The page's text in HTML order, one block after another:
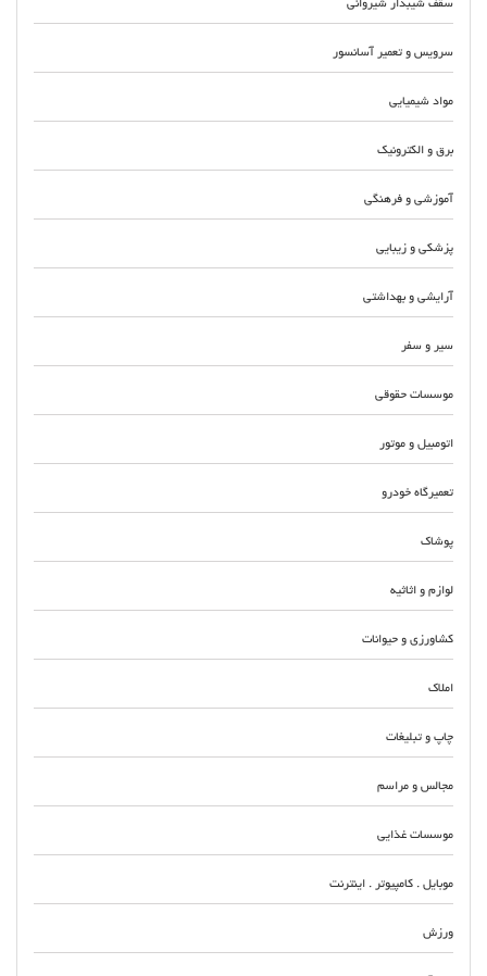
سقف شیبدار شیروانی
سرویس و تعمیر آسانسور
مواد شیمیایی
برق و الکترونیک
آموزشی و فرهنگی
پزشکی و زیبایی
آرایشی و بهداشتی
سیر و سفر
موسسات حقوقی
اتومبیل و موتور
تعمیرگاه خودرو
پوشاک
لوازم و اثاثیه
کشاورزی و حیوانات
املاک
چاپ و تبلیغات
مجالس و مراسم
موسسات غذایی
موبایل . کامپیوتر . اینترنت
ورزش